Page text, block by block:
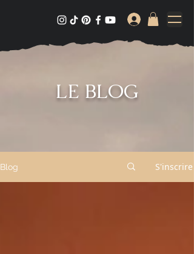
LE BLOG
Blog S'inscrire